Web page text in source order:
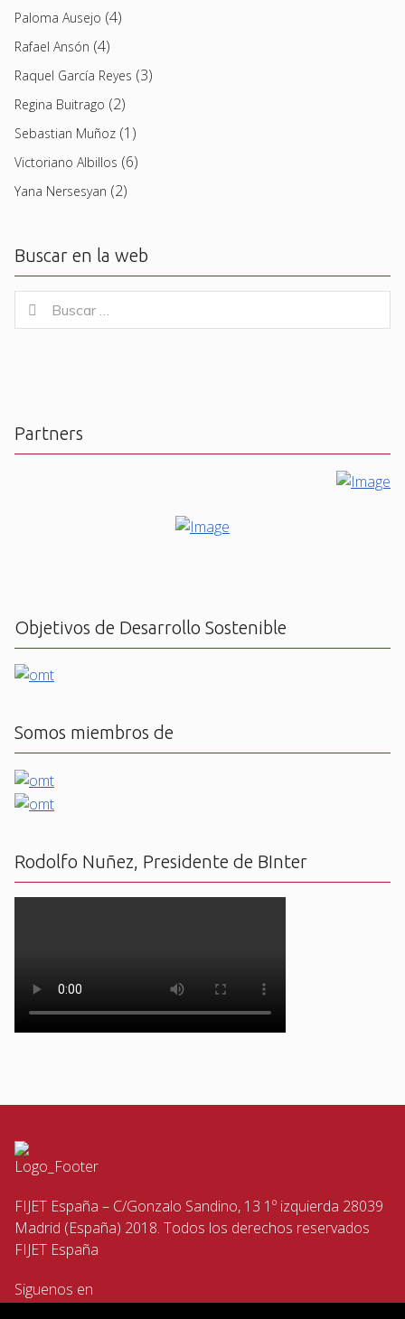
Paloma Ausejo (4)
Rafael Ansón (4)
Raquel García Reyes (3)
Regina Buitrago (2)
Sebastian Muñoz (1)
Victoriano Albillos (6)
Yana Nersesyan (2)
Buscar en la web
for:
Buscar
Partners
Objetivos de Desarrollo Sostenible
Somos miembros de
Rodolfo Nuñez, Presidente de BInter
FIJET España – C/Gonzalo Sandino, 13 1º izquierda 28039
Madrid (España) 2018. Todos los derechos reservados
FIJET España
Siguenos en